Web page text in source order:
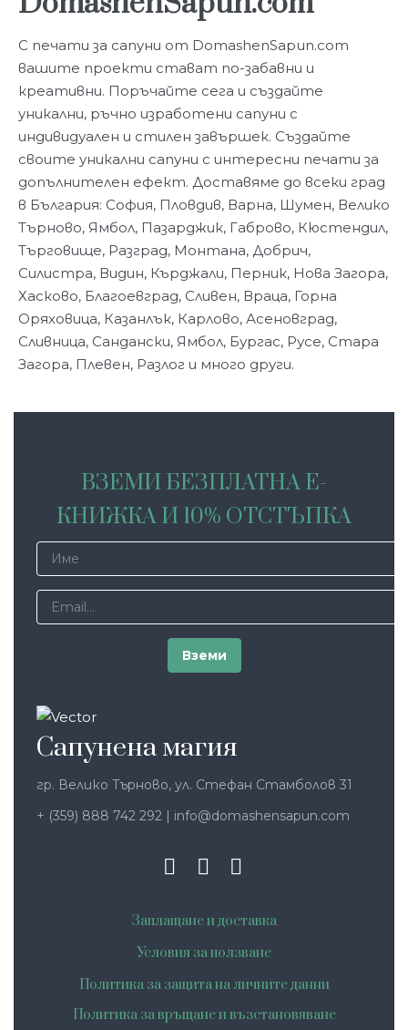
С печати за сапуни от DomashenSapun.com
вашите проекти стават по-забавни и
креативни. Поръчайте сега и създайте
уникални, ръчно изработени сапуни с
индивидуален и стилен завършек. Създайте
своите уникални сапуни с интересни печати за
допълнителен ефект. Доставяме до всеки град
в България: София, Пловдив, Варна, Шумен, Велико
Търново, Ямбол, Пазарджик, Габрово, Кюстендил,
Търговище, Разград, Монтана, Добрич,
Силистра, Видин, Кърджали, Перник, Нова Загора,
Хасково, Благоевград, Сливен, Враца, Горна
Оряховица, Казанлък, Карлово, Асеновград,
Сливница, Сандански, Ямбол, Бургас, Русе, Стара
Загора, Плевен, Разлог и много други.
ВЗЕМИ БЕЗПЛАТНА Е-
КНИЖКА И 10% ОТСТЪПКА
Сапунена магия
гр. Велико Търново, ул. Стефан Стамболов 31
+ (359) 888 742 292 | info@domashensapun.com
Заплащане и доставка
Условия за ползване
Политика за защита на личните данни
Политика за връщане и възстановяване